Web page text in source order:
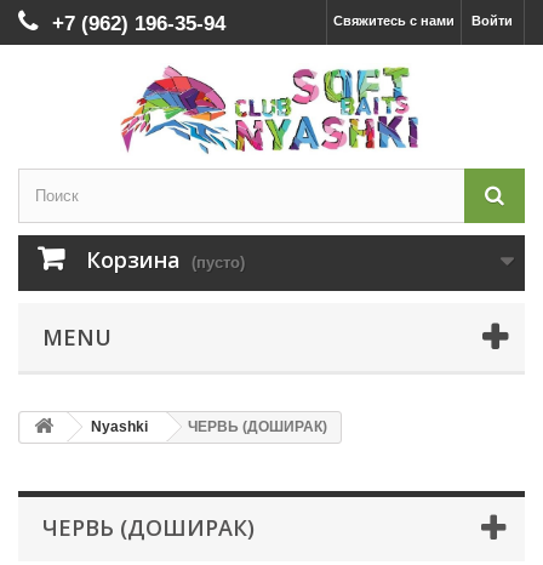
Войти
Свяжитесь с нами
+7 (962) 196-35-94
Корзина (пусто)
MENU
Nyashki ЧЕРВЬ (ДОШИРАК)
ЧЕРВЬ (ДОШИРАК)